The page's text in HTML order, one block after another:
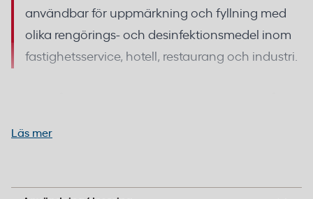
användbar för uppmärkning och fyllning med
olika rengörings- och desinfektionsmedel inom
fastighetsservice, hotell, restaurang och industri.
Läs mer
hotell, restaurang, fastighetsservice och industri.